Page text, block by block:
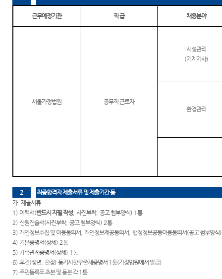
청사안
내
센터
재판기
근무예정기관 직 급 채용분야
서울가정법원 공무직 근로자
시설관리
(기계기사)
환경관리
2
최종합격자 제출서류 및 제출기간 등
가.제출서류
1) 이력서(반드시 자필 작성,사진부착,공고 첨부양식) 1통
2) 신원진술서(사진부착, 공고 첨부양식) 2통
3) 개인정보수집 및 이용동의서 개인정보제공동의서 행정정보공동이용동의서(공고 첨부양식
4) 기본증명서(상세) 2통
5) 가족관계증명서(상세) 1통
6) 후견(성년, 한정) 등기사항부존재증명서 1통(가정법원에서 발급)
7) 주민등록표 초본 및 등본 각 1통